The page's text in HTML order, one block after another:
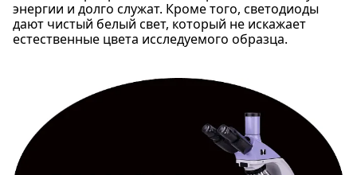
энергии и долго служат. Кроме того, светодиоды
дают чистый белый свет, который не искажает
естественные цвета исследуемого образца.